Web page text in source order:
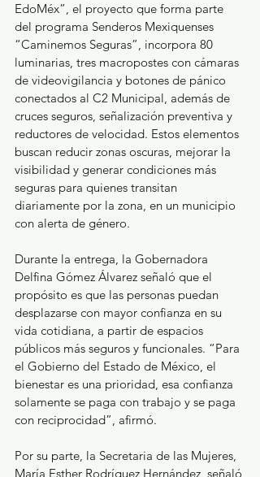
EdoMéx”, el proyecto que forma parte
del programa Senderos Mexiquenses
“Caminemos Seguras”, incorpora 80
luminarias, tres macropostes con cámaras
de videovigilancia y botones de pánico
conectados al C2 Municipal, además de
cruces seguros, señalización preventiva y
reductores de velocidad. Estos elementos
buscan reducir zonas oscuras, mejorar la
visibilidad y generar condiciones más
seguras para quienes transitan
diariamente por la zona, en un municipio
con alerta de género.
Durante la entrega, la Gobernadora
Delfina Gómez Álvarez señaló que el
propósito es que las personas puedan
desplazarse con mayor confianza en su
vida cotidiana, a partir de espacios
públicos más seguros y funcionales. “Para
el Gobierno del Estado de México, el
bienestar es una prioridad, esa confianza
solamente se paga con trabajo y se paga
con reciprocidad”, afirmó.
Por su parte, la Secretaria de las Mujeres,
María Esther Rodríguez Hernández, señaló